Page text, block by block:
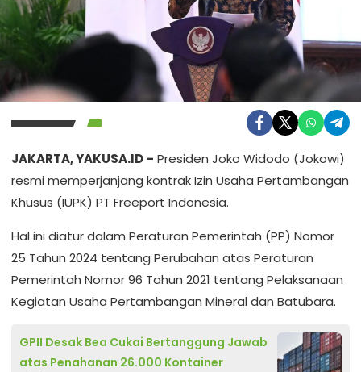
JAKARTA, YAKUSA.ID – Presiden Joko Widodo (Jokowi)
resmi memperjanjang kontrak Izin Usaha Pertambangan
Khusus (IUPK) PT Freeport Indonesia.
Hal ini diatur dalam Peraturan Pemerintah (PP) Nomor
25 Tahun 2024 tentang Perubahan atas Peraturan
Pemerintah Nomor 96 Tahun 2021 tentang Pelaksanaan
Kegiatan Usaha Pertambangan Mineral dan Batubara.
GPII Desak Bea Cukai Bertanggung Jawab
atas Penahanan 26.000 Kontainer